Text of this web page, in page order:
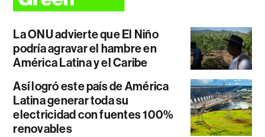
La ONU advierte que El Niño
podría agravar el hambre en
América Latina y el Caribe
Así logró este país de América
Latina generar toda su
electricidad con fuentes 100%
renovables